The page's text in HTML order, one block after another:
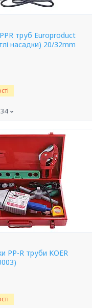
труб Europroduct
насадки) 20/32mm
PP-R труби KOER